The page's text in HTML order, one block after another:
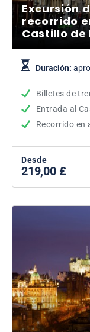
Excursión
recorrido
Castillo de
Duración:
Billetes de
Entrada al
Recorrido en
Desde
219,00 £